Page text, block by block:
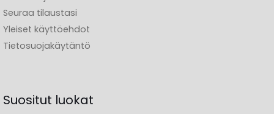
Seuraa tilaustasi
Yleiset käyttöehdot
Tietosuojakäytäntö
Suositut luokat